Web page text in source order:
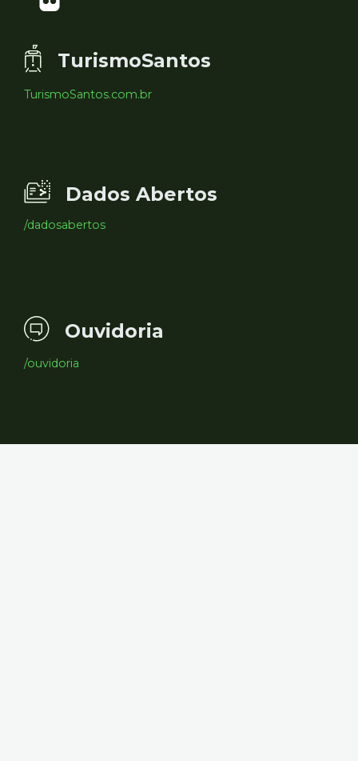
TurismoSantos
TurismoSantos.com.br
Dados Abertos
/dadosabertos
Ouvidoria
/ouvidoria